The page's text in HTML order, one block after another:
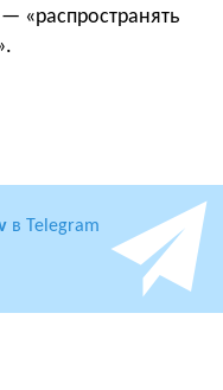
«распространять
в Telegram